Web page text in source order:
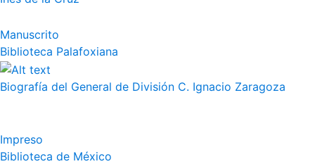
Manuscrito
Biblioteca Palafoxiana
Biografía del General de División C. Ignacio Zaragoza
Impreso
Biblioteca de México